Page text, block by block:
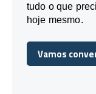
tudo o que
hoje mesmo.
Vamos
Vamos